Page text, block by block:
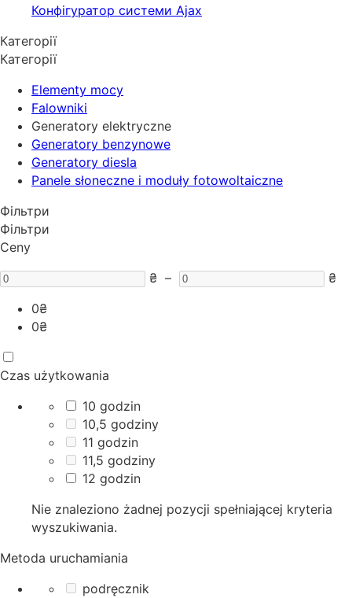
Конфігуратор системи Ajax
Категорії
Категорії
Elementy mocy
Falowniki
Generatory elektryczne
Generatory benzynowe
Generatory diesla
Panele słoneczne i moduły fotowoltaiczne
Фільтри
Фільтри
Ceny
₴ –
₴
0₴
0₴
Czas użytkowania
10 godzin
10,5 godziny
11 godzin
11,5 godziny
12 godzin
Nie znaleziono żadnej pozycji spełniającej kryteria
wyszukiwania.
Metoda uruchamiania
podręcznik